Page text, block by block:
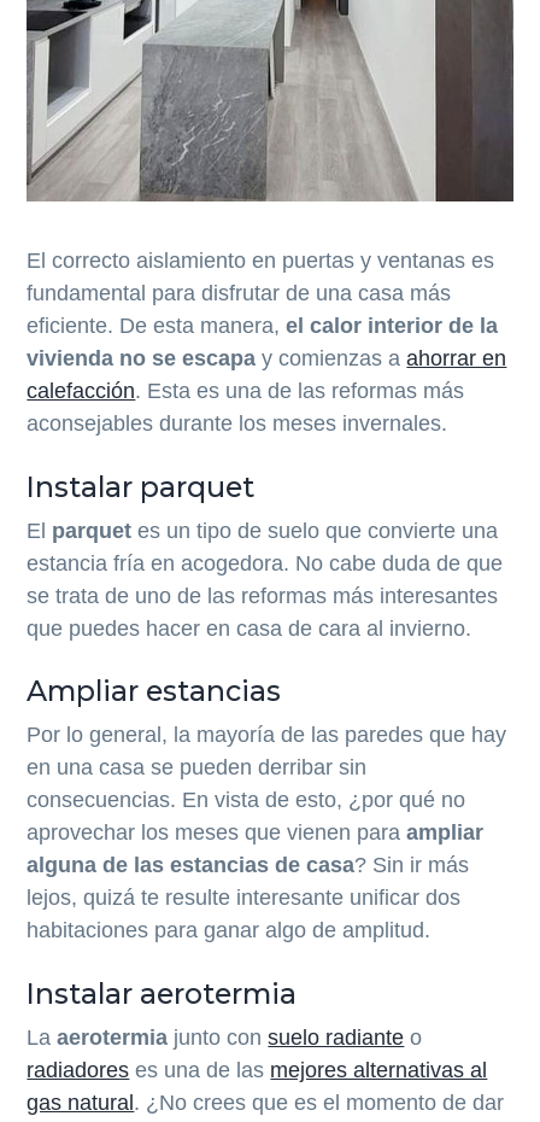
El correcto aislamiento en puertas y ventanas es
fundamental para disfrutar de una casa más
eficiente. De esta manera,el calor interior de la
vivienda no se escapa y comienzas aahorrar en
calefacción. Esta es una de las reformas más
aconsejables durante los meses invernales.
Instalar parquet
El parquet es un tipo de suelo que convierte una
estancia fría en acogedora. No cabe duda de que
se trata de uno de las reformas más interesantes
que puedes hacer en casa de cara al invierno.
Ampliar estancias
Por lo general, la mayoría de las paredes que hay
en una casa se pueden derribar sin
consecuencias. En vista de esto, ¿por qué no
aprovechar los meses que vienen paraampliar
alguna de las estancias de casa? Sin ir más
lejos, quizá te resulte interesante unificar dos
habitaciones para ganar algo de amplitud.
Instalar aerotermia
Laaerotermia junto consuelo radiante o
radiadores es una de las mejores alternativas al
gas natural . ¿No crees que es el momento de dar